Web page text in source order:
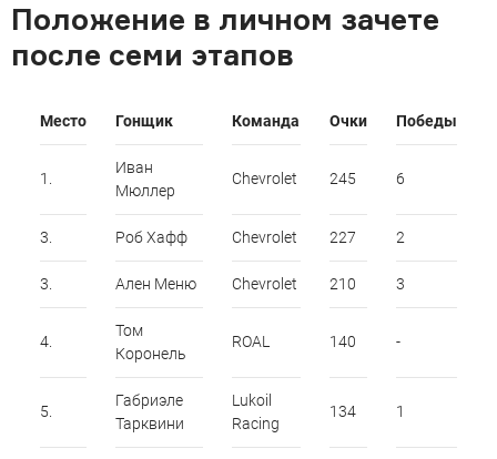
Положение в личном зачете
после семи этапов
Место Гонщик Команда Очки Победы
1.
Иван
Мюллер
Chevrolet 245 6
3. Роб Хафф Chevrolet 227 2
3. Ален Меню Chevrolet 210 3
4.
Том
Коронель
ROAL 140 -
5.
Габриэле
Тарквини
Lukoil
Racing
134 1